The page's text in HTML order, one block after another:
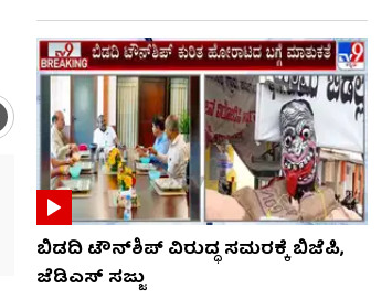
ಬಿಡದಿ ಟೌನ್‌ಶಿಪ್ ವಿರುದ್ಧ ಸಮರಕ್ಕೆ ಬಿಜೆಪಿ,
ಜೆಡಿಎಸ್ ಸಜ್ಜು